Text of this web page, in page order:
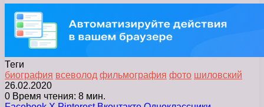
Теги
биография всеволод фильмография фото шиловский
26.02.2020
0 Время чтения: 8 мин.